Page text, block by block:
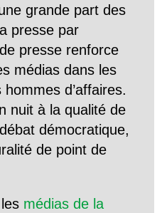
grande part des
presse par
presse renforce
médias dans les
d’affaires.
nuit à la qualité de
démocratique,
de point de
médias de la